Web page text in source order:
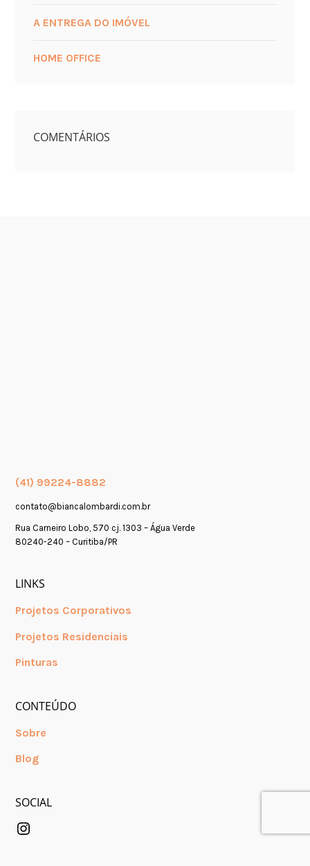
A ENTREGA DO IMÓVEL
HOME OFFICE
COMENTÁRIOS
(41) 99224-8882
contato@biancalombardi.com.br
Rua Carneiro Lobo, 570 cj. 1303 – Água Verde
80240-240 – Curitiba/PR
LINKS
Projetos Corporativos
Projetos Residenciais
Pinturas
CONTEÚDO
Sobre
Blog
SOCIAL